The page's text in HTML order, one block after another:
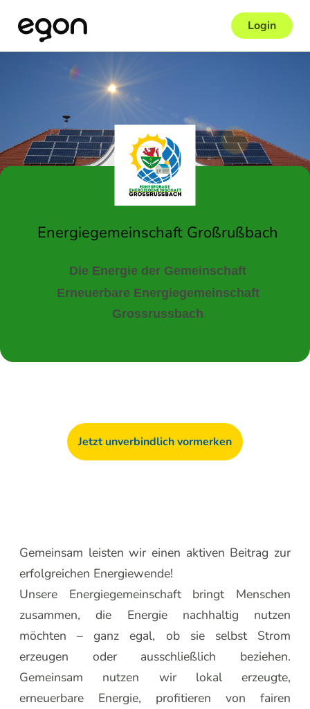
Login
Energiegemeinschaft Großrußbach
Die Energie der Gemeinschaft
Erneuerbare Energiegemeinschaft
Grossrussbach
Jetzt unverbindlich vormerken
Gemeinsam leisten wir einen aktiven Beitrag zur
erfolgreichen Energiewende!
Unsere Energiegemeinschaft bringt Menschen
zusammen, die Energie nachhaltig nutzen
möchten – ganz egal, ob sie selbst Strom
erzeugen oder ausschließlich beziehen.
Gemeinsam nutzen wir lokal erzeugte,
erneuerbare Energie, profitieren von fairen